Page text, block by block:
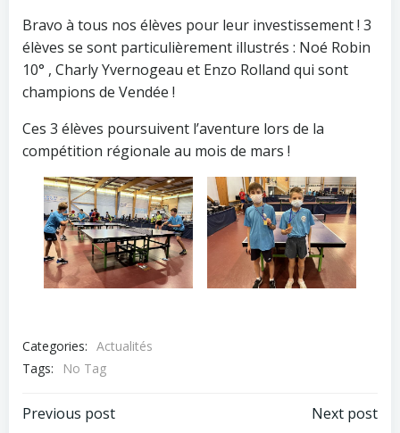
Bravo à tous nos élèves pour leur investissement ! 3
élèves se sont particulièrement illustrés : Noé Robin
10° , Charly Yvernogeau et Enzo Rolland qui sont
champions de Vendée !
Ces 3 élèves poursuivent l’aventure lors de la
compétition régionale au mois de mars !
Categories: Actualités
Tags:
No Tag
Previous post Next post